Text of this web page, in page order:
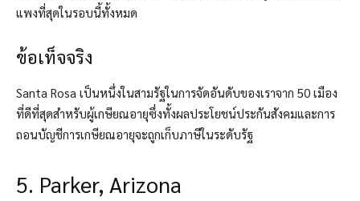
แพงที่สุดในรอบนี้ทั้งหมด
ข้อเท็จจริง
Santa Rosa เป็นหนึ่งในสามรัฐในการจัดอันดับของเราจาก 50 เมือง
ที่ดีที่สุดสำหรับผู้เกษียณอายุซึ่งทั้งผลประโยชน์ประกันสังคมและการ
ถอนบัญชีการเกษียณอายุจะถูกเก็บภาษีในระดับรัฐ
5. Parker, Arizona